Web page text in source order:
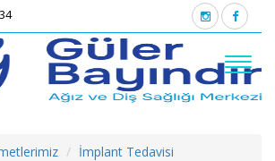
İmplant Tedavisi